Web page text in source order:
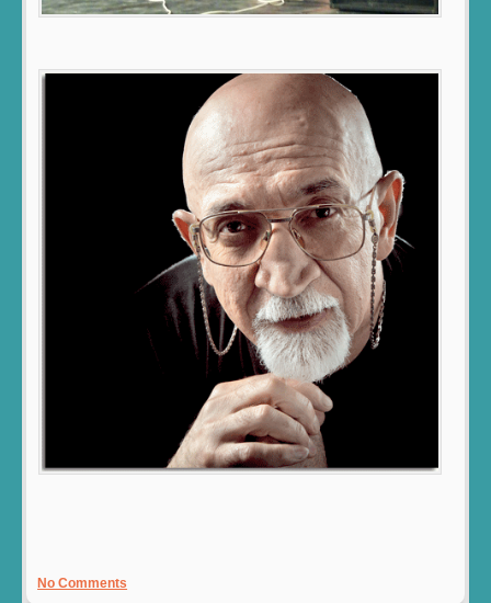
No Comments